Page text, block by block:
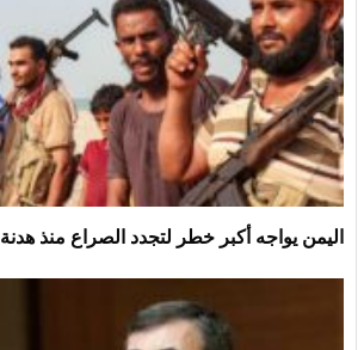
اليمن يواجه أكبر خطر لتجدد الصراع منذ هدنة 2022